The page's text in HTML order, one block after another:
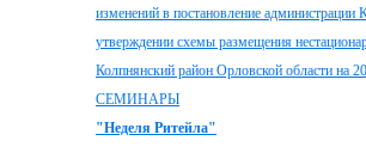
изменений в постановление
утверждении схемы размещения
Колпнянский район Орловской области на
СЕМИНАРЫ
"Неделя Ритейла"